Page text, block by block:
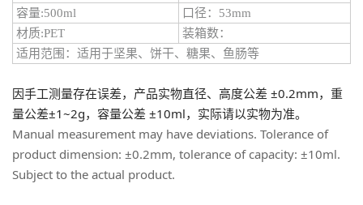
容量:500ml
口径：53mm
材质:PET
装箱数：
适用范围：适用于坚果、饼干、糖果、鱼肠等
因手工测量存在误差，产品实物直径、高度公差 ±0.2mm，重
量公差±1~2g，容量公差 ±10ml，实际请以实物为准。
Manual measurement may have deviations. Tolerance of
product dimension: ±0.2mm, tolerance of capacity: ±10ml.
Subject to the actual product.